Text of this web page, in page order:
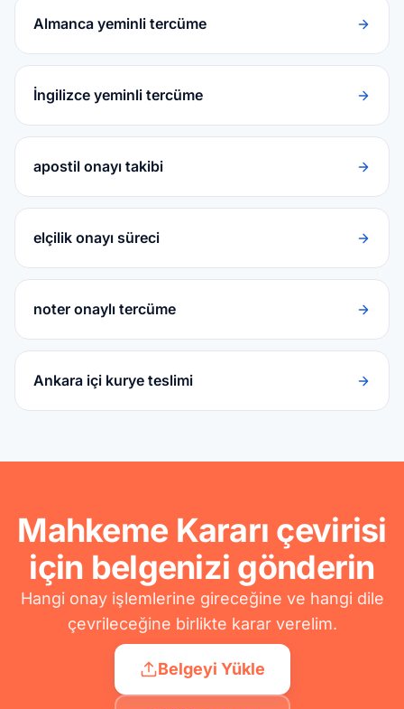
Almanca yeminli tercüme
İngilizce yeminli tercüme
apostil onayı takibi
elçilik onayı süreci
noter onaylı tercüme
Ankara içi kurye teslimi
Mahkeme Kararı çevirisi
için belgenizi gönderin
Hangi onay işlemlerine gireceğine ve hangi dile
çevrileceğine birlikte karar verelim.
Belgeyi Yükle